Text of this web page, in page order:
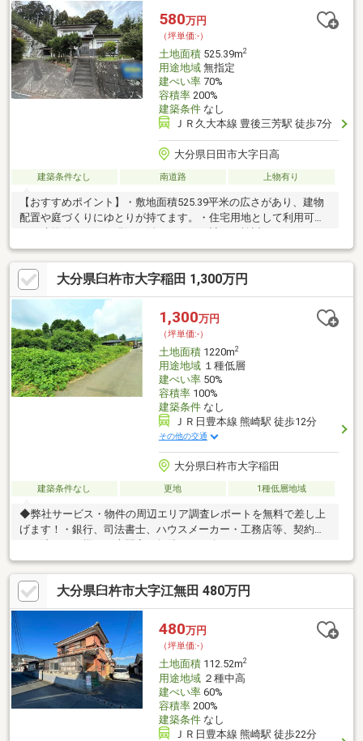
580万円
（坪単価:-）
土地面積525.39m2
用途地域無指定
建ぺい率70%
容積率200%
建築条件なし
ＪＲ久大本線 豊後三芳駅 徒歩7分
大分県日田市大字日高
建築条件なし 南道路 上物有り
【おすすめポイント】・敷地面積525.39平米の広さがあり、建物
配置や庭づくりにゆとりが持てます。・住宅用地として利用可能
公営上下水道が整備されており、生活インフラ面も安心です。・
周囲は自然に囲まれた環境で、落ち着いた住環境の中、日々の暮
らしを送ることができます。・喧騒から距離を置き、静かな場所
でゆったり過ごしたい方に適した立地です。
大分県臼杵市大字稲田 1,300万円
1,300万円
（坪単価:-）
土地面積1220m2
用途地域１種低層
建ぺい率50%
容積率100%
建築条件なし
ＪＲ日豊本線 熊崎駅 徒歩12分
その他の交通
大分県臼杵市大字稲田
建築条件なし 更地 1種低層地域
◆弊社サービス・物件の周辺エリア調査レポートを無料で差し上
げます！・銀行、司法書士、ハウスメーカー・工務店等、契約か
プでお任せください！◆オススメポイント・閑静な住宅街・広々
約369坪・建築条件なし・小学校近くで子育て世代にオススメ・
JR熊崎駅近く・諸条件相談可！！お気軽にお問い合わせくださ
い。
大分県臼杵市大字江無田 480万円
480万円
（坪単価:-）
土地面積112.52m2
用途地域２種中高
建ぺい率60%
容積率200%
建築条件なし
ＪＲ日豊本線 熊崎駅 徒歩22分